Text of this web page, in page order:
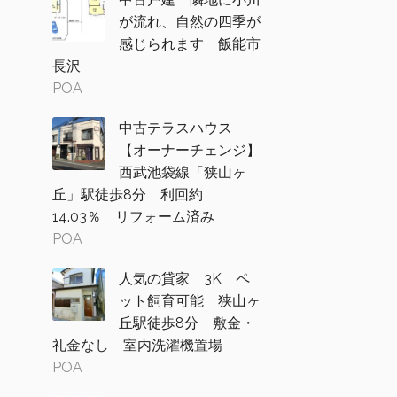
が流れ、自然の四季が
感じられます 飯能市
長沢
POA
中古テラスハウス
【オーナーチェンジ】
西武池袋線「狭山ヶ
丘」駅徒歩8分 利回約
14.03％ リフォーム済み
POA
人気の貸家 3K ペ
ット飼育可能 狭山ヶ
丘駅徒歩8分 敷金・
礼金なし 室内洗濯機置場
POA